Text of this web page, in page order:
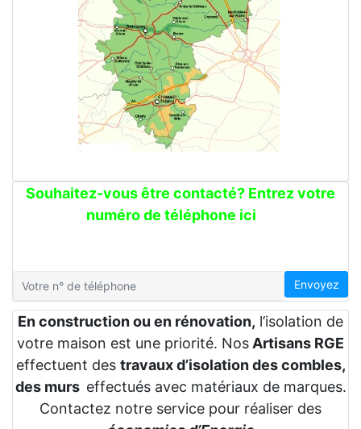
Souhaitez-vous être contacté? Entrez votre
numéro de téléphone ici
Envoyez
En construction ou en rénovation, l’isolation de
votre maison est une priorité. Nos Artisans RGE
effectuent des travaux d’isolation des combles,
des murs effectués avec matériaux de marques.
Contactez notre service pour réaliser des